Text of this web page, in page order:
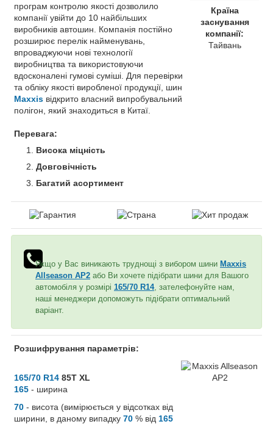
програм контролю якості дозволило
компанії увійти до 10 найбільших
виробників автошин. Компанія постійно
розширює перелік найменувань,
впроваджуючи нові технології
виробництва та використовуючи
вдосконалені гумові суміші. Для перевірки
та обліку якості виробленої продукції, шин
Maxxis відкрито власний випробувальний
полігон, який знаходиться в Китаї.
Перевага:
Висока міцність
Довговічність
Багатий асортимент
Країна
заснування
компанії:
Тайвань
Якщо у Вас виникають труднощі з вибором шини Maxxis
Allseason AP2 або Ви хочете підібрати шини для Вашого
автомобіля у розмірі 165/70 R14, зателефонуйте нам,
наші менеджери допоможуть підібрати оптимальний
варіант.
Розшифрування параметрів:
165/70 R14 85T XL
165 - ширина
70 - висота (вимірюється у відсотках від
ширини, в даному випадку 70 % від 165